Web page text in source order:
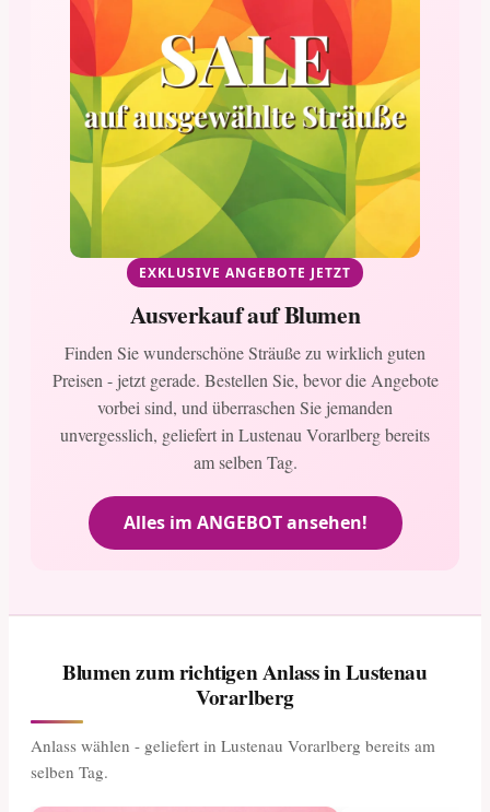
EXKLUSIVE ANGEBOTE JETZT
Ausverkauf auf Blumen
Finden Sie wunderschöne Sträuße zu wirklich guten
Preisen - jetzt gerade. Bestellen Sie, bevor die Angebote
vorbei sind, und überraschen Sie jemanden
unvergesslich, geliefert in Lustenau Vorarlberg bereits
am selben Tag.
Alles im ANGEBOT ansehen!
Blumen zum richtigen Anlass in Lustenau
Vorarlberg
Anlass wählen - geliefert in Lustenau Vorarlberg bereits am
selben Tag.